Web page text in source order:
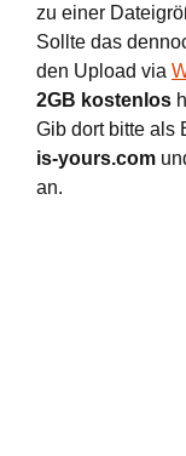
zu einer
Sollte das
den Upload via
2GB kostenlos
Gib dort bitte als
is-yours.com
an.